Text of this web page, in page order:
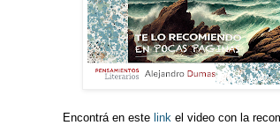
Encontrá en este link el video con la